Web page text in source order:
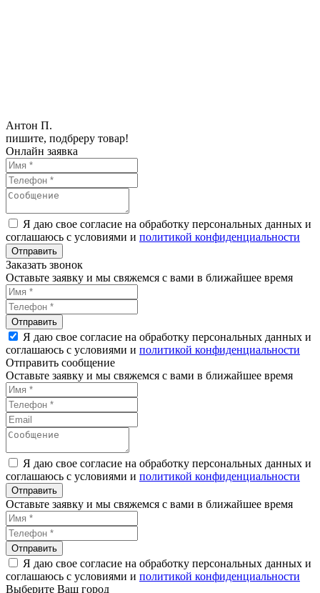
Антон П.
пишите, подбреру товар!
Онлайн заявка
Я даю свое согласие на обработку персональных данных и
соглашаюсь с условиями и политикой конфиденциальности
Заказать звонок
Оставьте заявку и мы свяжемся с вами в ближайшее время
Я даю свое согласие на обработку персональных данных и
соглашаюсь с условиями и политикой конфиденциальности
Отправить сообщение
Оставьте заявку и мы свяжемся с вами в ближайшее время
Я даю свое согласие на обработку персональных данных и
соглашаюсь с условиями и политикой конфиденциальности
Оставьте заявку и мы свяжемся с вами в ближайшее время
Я даю свое согласие на обработку персональных данных и
соглашаюсь с условиями и политикой конфиденциальности
Выберите Ваш город